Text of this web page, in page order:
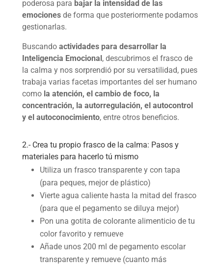
poderosa para bajar la intensidad de las
emocionesde forma que posteriormente podamos
gestionarlas.
Buscando actividades para desarrollar la
Inteligencia Emocional, descubrimos el frasco de
la calma y nos sorprendió por su versatilidad, pues
trabaja varias facetas importantes del ser humano
como la atención, el cambio de foco, la
concentración, la autorregulación, el autocontrol
y el autoconocimiento, entre otros beneficios.
2.- Crea tu propio frasco de la calma: Pasos y
materiales para hacerlo tú mismo
Utiliza un frasco transparente y con tapa
(para peques, mejor de plástico)
Vierte agua caliente hasta la mitad del frasco
(para que el pegamento se diluya mejor)
Pon una gotita de colorante alimenticio de tu
color favorito y remueve
Añade unos 200 ml de pegamento escolar
transparente y remueve (cuanto más